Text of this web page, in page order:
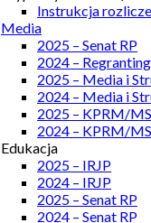
Instrukcja
Media
2025 – Senat RP
2024 – Regranting
2025 – Media i
2024 – Media i
2025 – KPRM/
2024 – KPRM/
Edukacja
2025 – IRJP
2024 – IRJP
2025 – Senat RP
2024 – Senat RP